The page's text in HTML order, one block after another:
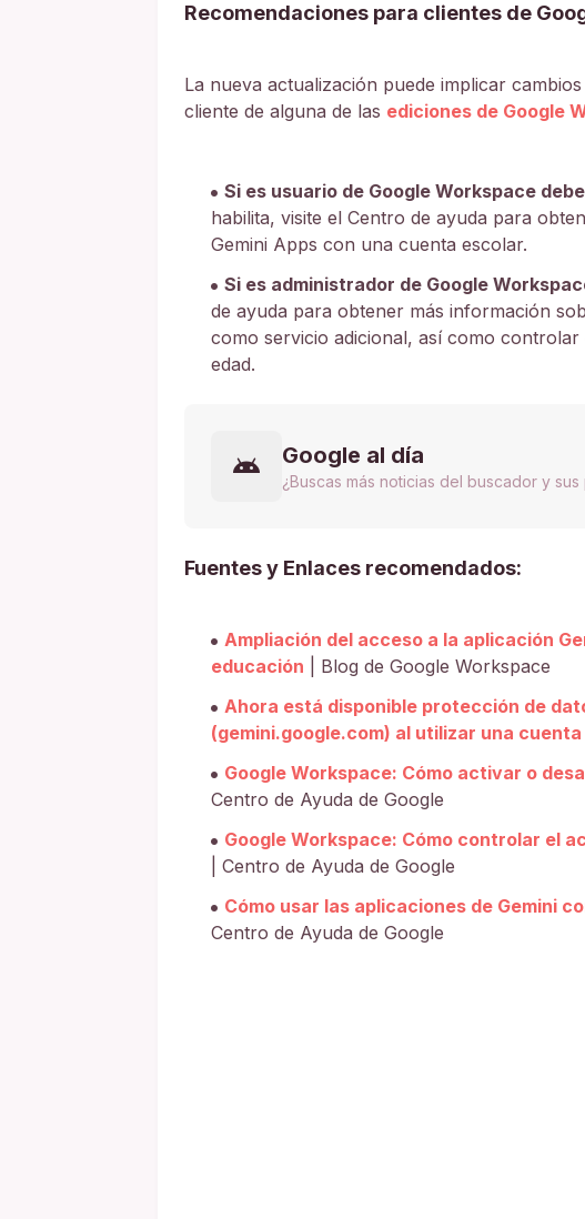
Recomendaciones para clientes de
La nueva actualización puede implicar
cliente de alguna de las ediciones de Google
Si es usuario de Google Workspace
habilita, visite el Centro de ayuda para
Gemini Apps con una cuenta escolar.
Si es administrador de Google
de ayuda para obtener más información
como servicio adicional, así como
edad.
Google al día
¿Buscas más noticias del buscador y
Fuentes y Enlaces recomendados:
Ampliación del acceso a la aplicación
educación | Blog de Google Workspace
Ahora está disponible protección de
(gemini.google.com) al utilizar una
Google Workspace: Cómo activar o
Centro de Ayuda de Google
Google Workspace: Cómo controlar el
| Centro de Ayuda de Google
Cómo usar las aplicaciones de Gemini
Centro de Ayuda de Google